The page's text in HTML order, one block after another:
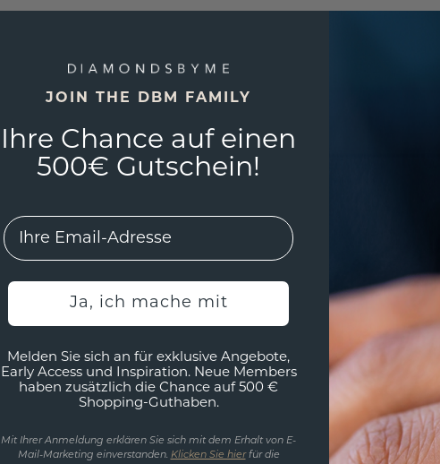
JOIN THE DBM FAMILY
Ihre Chance auf einen
500€ Gutschein!
EMail
Ja, ich mache mit
Melden Sie sich an für exklusive Angebote,
Early Access und Inspiration. Neue Members
haben zusätzlich die Chance auf 500 €
Shopping-Guthaben.
Mit Ihrer Anmeldung erklären Sie sich mit dem Erhalt von E-
Mail-Marketing einverstanden. Klicken Sie hierfür die